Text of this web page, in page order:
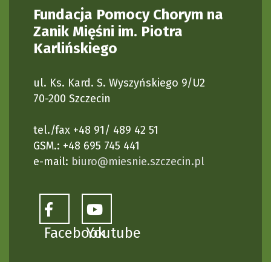
Fundacja Pomocy Chorym na
Zanik Mięśni im. Piotra
Karlińskiego
ul. Ks. Kard. S. Wyszyńskiego 9/U2
70-200 Szczecin
tel./fax +48 91/ 489 42 51
GSM.: +48 695 745 441
e-mail: biuro@miesnie.szczecin.pl
FacebookYoutube